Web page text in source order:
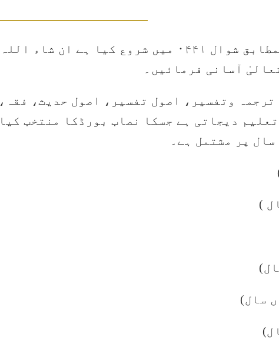
اس شعبہ کو ہم نے ۹۱۰۲ بمطابق شوال ۰۴۴۱
آسانی فرمائیں۔
ترجمہ وتفسیر، اصول تفسیر، اصول حدیث،
دیجاتی ہے جسکا نصاب بورڈکا منتخب
پر مشتمل ہے۔
)
سال)